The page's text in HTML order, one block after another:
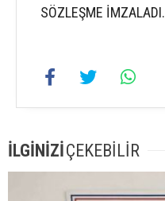
SÖZLEŞME İMZALADI.
İLGİNİZİÇEKEBİLİR